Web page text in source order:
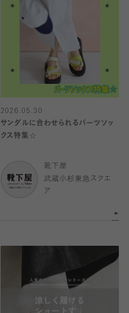
2026.05.30
サンダルに合わせられるパーツソッ
クス特集☆
靴下屋
武蔵小杉東急スクエ
ア